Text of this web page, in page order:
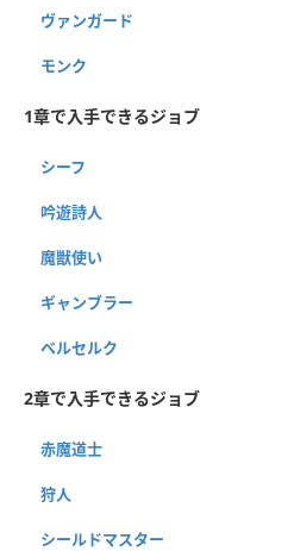
ヴァンガード
モンク
1章で入手できるジョブ
シーフ
吟遊詩人
魔獣使い
ギャンブラー
ベルセルク
2章で入手できるジョブ
赤魔道士
狩人
シールドマスター